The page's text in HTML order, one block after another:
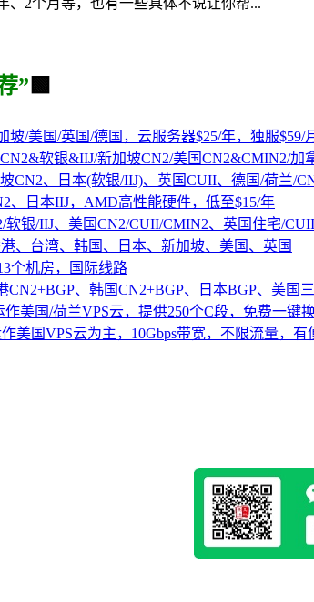
” 🟩
坡/美国/英国/德国，云服务器$25/年，独服$59/
软银&IIJ/新加坡CN2/美国CN2&CMIN2/加
CN2、日本(软银/IIJ)、英国CUII、德国/荷兰/
、日本IIJ，AMD高性能硬件，低至$15/年
软银/IIJ、美国CN2/CUII/CMIN2、英国住宅/CUII
、台湾、韩国、日本、新加坡、美国、英国
个机房，国际线路
CN2+BGP、韩国CN2+BGP、日本BGP、美国
美国/荷兰VPS云，提供250个C段，免费一键
美国VPS云为主，10Gbps带宽，不限流量，有